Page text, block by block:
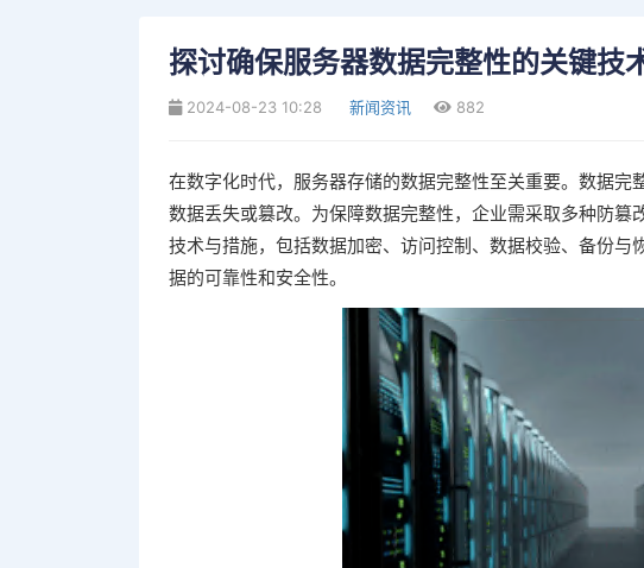
探讨确保服务器数据完整性的关键技
2024-08-23 10:28 新闻资讯 882
在数字化时代，服务器存储的数据完整性至关重要。数据
数据丢失或篡改。为保障数据完整性，企业需采取多种防
技术与措施，包括数据加密、访问控制、数据校验、备份
据的可靠性和安全性。